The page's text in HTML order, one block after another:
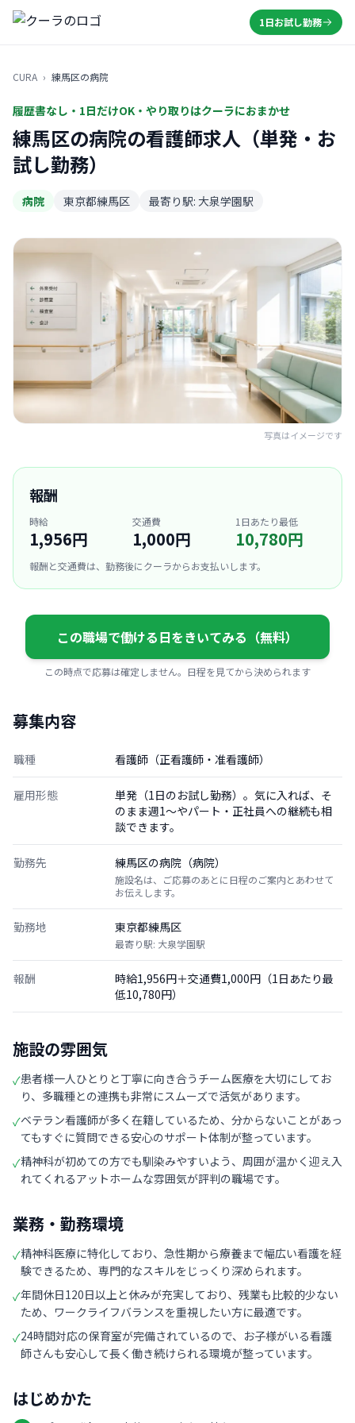
1日お試し勤務
CURA › 練馬区の病院
履歴書なし・1日だけOK・やり取りはクーラにおまかせ
練馬区の病院の看護師求人（単発・お
試し勤務）
病院 東京都練馬区 最寄り駅: 大泉学園駅
写真はイメージです
報酬
時給
1,956円
交通費
1,000円
1日あたり最低
10,780円
報酬と交通費は、勤務後にクーラからお支払いします。
この職場で働ける日をきいてみる（無料）
この時点で応募は確定しません。日程を見てから決められます
募集内容
職種 看護師（正看護師・准看護師）
雇用形態
単発（1日のお試し勤務）。気に入れば、そ
のまま週1〜やパート・正社員への継続も相
談できます。
勤務先 練馬区の病院（病院）
施設名は、ご応募のあとに日程のご案内とあわせて
お伝えします。
勤務地 東京都練馬区
最寄り駅: 大泉学園駅
報酬
時給1,956円＋交通費1,000円（1日あたり最
低10,780円）
施設の雰囲気
✓患者様一人ひとりと丁寧に向き合うチーム医療を大切にしてお
り、多職種との連携も非常にスムーズで活気があります。
✓ベテラン看護師が多く在籍しているため、分からないことがあっ
てもすぐに質問できる安心のサポート体制が整っています。
✓精神科が初めての方でも馴染みやすいよう、周囲が温かく迎え入
れてくれるアットホームな雰囲気が評判の職場です。
業務・勤務環境
✓精神科医療に特化しており、急性期から療養まで幅広い看護を経
験できるため、専門的なスキルをじっくり深められます。
✓年間休日120日以上と休みが充実しており、残業も比較的少ない
ため、ワークライフバランスを重視したい方に最適です。
✓24時間対応の保育室が完備されているので、お子様がいる看護
師さんも安心して長く働き続けられる環境が整っています。
はじめかた